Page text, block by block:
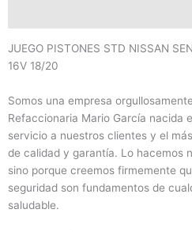
JUEGO PISTONES STD NISSAN
16V 18/20
Somos una empresa
Refaccionaria Mario García nacida
servicio a nuestros clientes y el
de calidad y garantía. Lo hacemos
sino porque creemos firmemente
seguridad son fundamentos de
saludable.